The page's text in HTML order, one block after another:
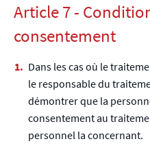
Article 7 -
consentement
Dans les cas où le
le responsable du
démontrer que la
consentement au
personnel la concernant.